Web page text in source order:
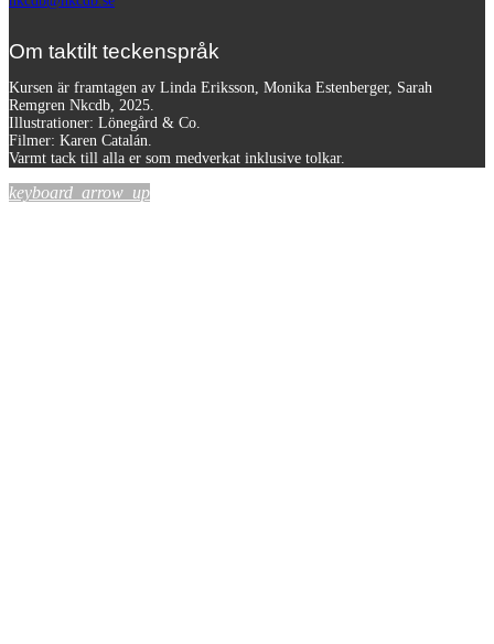
Om taktilt teckenspråk
Kursen är framtagen av Linda Eriksson, Monika Estenberger, Sarah
Remgren Nkcdb, 2025.
Illustrationer: Lönegård & Co.
Filmer: Karen Catalán.
Varmt tack till alla er som medverkat inklusive tolkar.
keyboard_arrow_up